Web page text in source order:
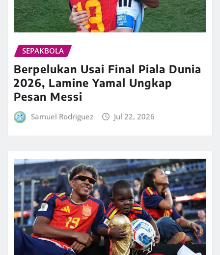
SEPAKBOLA
Berpelukan Usai Final Piala Dunia
2026, Lamine Yamal Ungkap
Pesan Messi
Samuel Rodriguez Jul 22, 2026